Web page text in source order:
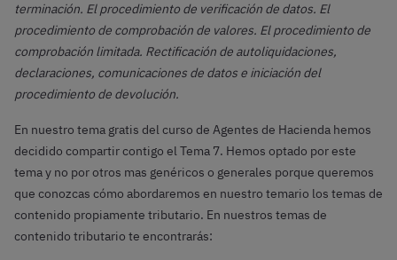
terminación. El procedimiento de verificación de datos. El
procedimiento de comprobación de valores. El procedimiento de
comprobación limitada. Rectificación de autoliquidaciones,
declaraciones, comunicaciones de datos e iniciación del
procedimiento de devolución.
En nuestro tema gratis del curso de Agentes de Hacienda hemos
decidido compartir contigo el Tema 7. Hemos optado por este
tema y no por otros mas genéricos o generales porque queremos
que conozcas cómo abordaremos en nuestro temario los temas de
contenido propiamente tributario. En nuestros temas de
contenido tributario te encontrarás: